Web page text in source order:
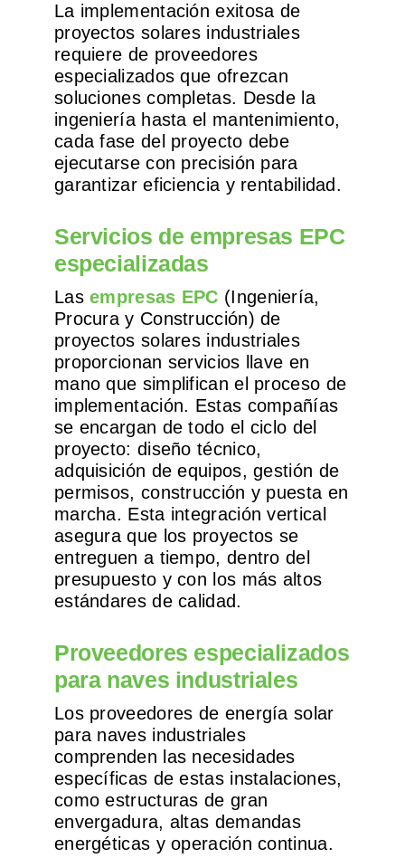
La implementación exitosa de
proyectos solares industriales
requiere de proveedores
especializados que ofrezcan
soluciones completas. Desde la
ingeniería hasta el mantenimiento,
cada fase del proyecto debe
ejecutarse con precisión para
garantizar eficiencia y rentabilidad.
Servicios de empresas EPC
especializadas
Lasempresas EPC (Ingeniería,
Procura y Construcción) de
proyectos solares industriales
proporcionan servicios llave en
mano que simplifican el proceso de
implementación. Estas compañías
se encargan de todo el ciclo del
proyecto: diseño técnico,
adquisición de equipos, gestión de
permisos, construcción y puesta en
marcha. Esta integración vertical
asegura que los proyectos se
entreguen a tiempo, dentro del
presupuesto y con los más altos
estándares de calidad.
Proveedores especializados
para naves industriales
Los proveedores de energía solar
para naves industriales
comprenden las necesidades
específicas de estas instalaciones,
como estructuras de gran
envergadura, altas demandas
energéticas y operación continua.